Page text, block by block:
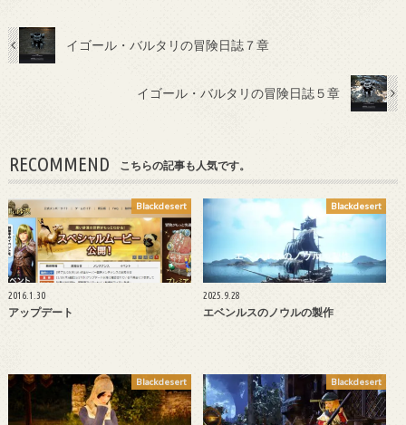
イゴール・バルタリの冒険日誌７章
イゴール・バルタリの冒険日誌５章
RECOMMEND こちらの記事も人気です。
Blackdesert
2016.1.30
アップデート
Blackdesert
2025.9.28
エベンルスのノウルの製作
Blackdesert Blackdesert